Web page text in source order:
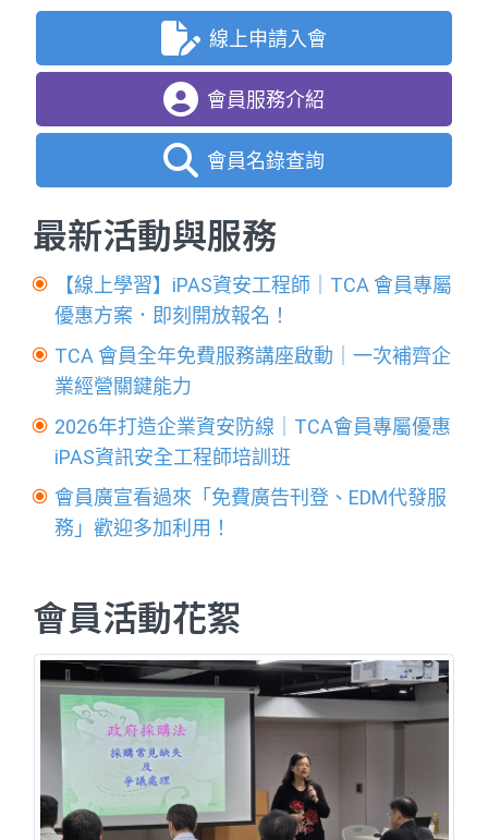
線上申請入會
會員服務介紹
會員名錄查詢
最新活動與服務
【線上學習】iPAS資安工程師｜TCA 會員專屬
優惠方案．即刻開放報名！
TCA 會員全年免費服務講座啟動｜一次補齊企
業經營關鍵能力
2026年打造企業資安防線｜TCA會員專屬優惠
iPAS資訊安全工程師培訓班
會員廣宣看過來「免費廣告刊登、EDM代發服
務」歡迎多加利用！
會員活動花絮